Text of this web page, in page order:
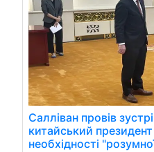
Салліван провів
китайський президент
необхідності